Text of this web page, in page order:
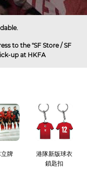
to the "SF Store / SF
up at HKFA
牌
港隊新版球衣
鎖匙扣